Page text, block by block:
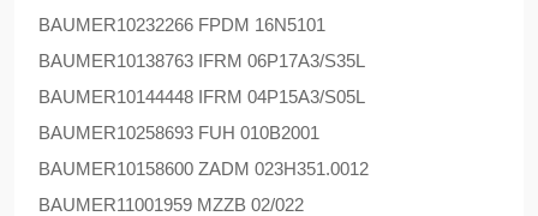
BAUMER10232266 FPDM 16N5101
BAUMER10138763 IFRM 06P17A3/S35L
BAUMER10144448 IFRM 04P15A3/S05L
BAUMER10258693 FUH 010B2001
BAUMER10158600 ZADM 023H351.0012
BAUMER11001959 MZZB 02/022